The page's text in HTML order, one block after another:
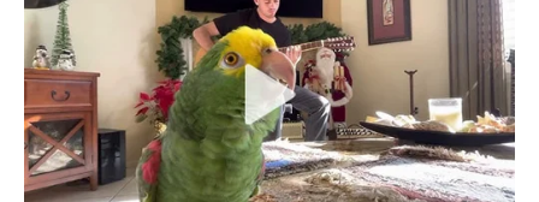
5 MAIA STAR
6 TYRA
7 EARENDEL
8 LERFAL
9 ALATHEA
10 CHICA DE CIUDAD
11 AMOR A MANI